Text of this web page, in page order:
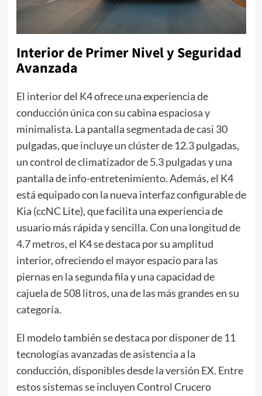
Interior de Primer Nivel y Seguridad
Avanzada
El interior del K4 ofrece una experiencia de
conducción única con su cabina espaciosa y
minimalista. La pantalla segmentada de casi 30
pulgadas, que incluye un clúster de 12.3 pulgadas,
un control de climatizador de 5.3 pulgadas y una
pantalla de info-entretenimiento. Además, el K4
está equipado con la nueva interfaz configurable de
Kia (ccNC Lite), que facilita una experiencia de
usuario más rápida y sencilla. Con una longitud de
4.7 metros, el K4 se destaca por su amplitud
interior, ofreciendo el mayor espacio para las
piernas en la segunda fila y una capacidad de
cajuela de 508 litros, una de las más grandes en su
categoría.
El modelo también se destaca por disponer de 11
tecnologías avanzadas de asistencia a la
conducción, disponibles desde la versión EX. Entre
estos sistemas se incluyen Control Crucero